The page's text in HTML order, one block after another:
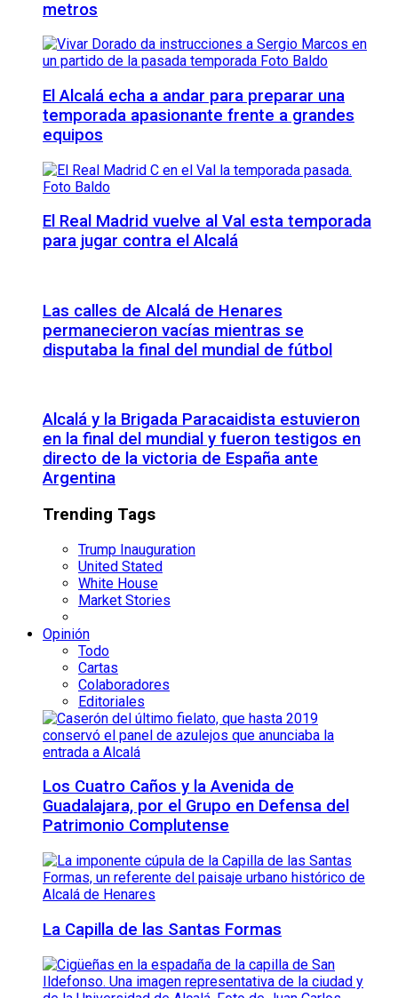
metros
El Alcalá echa a andar para preparar una
temporada apasionante frente a grandes
equipos
El Real Madrid vuelve al Val esta temporada
para jugar contra el Alcalá
Las calles de Alcalá de Henares
permanecieron vacías mientras se
disputaba la final del mundial de fútbol
Alcalá y la Brigada Paracaidista estuvieron
en la final del mundial y fueron testigos en
directo de la victoria de España ante
Argentina
Trending Tags
Trump Inauguration
United Stated
White House
Market Stories
Opinión
Todo
Cartas
Colaboradores
Editoriales
Los Cuatro Caños y la Avenida de
Guadalajara, por el Grupo en Defensa del
Patrimonio Complutense
La Capilla de las Santas Formas